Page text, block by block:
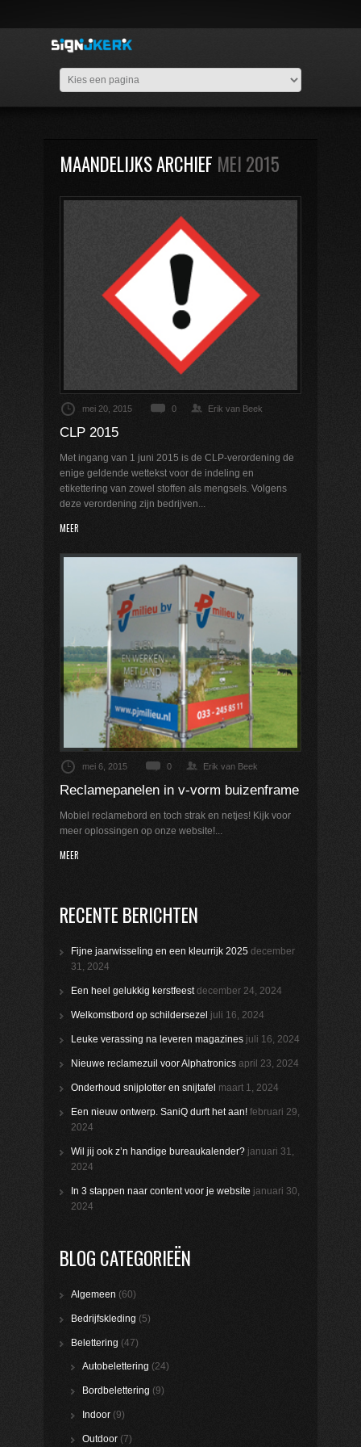
MAANDELIJKS ARCHIEF MEI 2015
mei 20, 2015 0 Erik van Beek
CLP 2015
Met ingang van 1 juni 2015 is de CLP-verordening de
enige geldende wettekst voor de indeling en
etikettering van zowel stoffen als mengsels. Volgens
deze verordening zijn bedrijven...
MEER
mei 6, 2015 0 Erik van Beek
Reclamepanelen in v-vorm buizenframe
Mobiel reclamebord en toch strak en netjes! Kijk voor
meer oplossingen op onze website!...
MEER
RECENTE BERICHTEN
Fijne jaarwisseling en een kleurrijk 2025 december
31, 2024
Een heel gelukkig kerstfeest december 24, 2024
Welkomstbord op schildersezel juli 16, 2024
Leuke verassing na leveren magazines juli 16, 2024
Nieuwe reclamezuil voor Alphatronics april 23, 2024
Onderhoud snijplotter en snijtafel maart 1, 2024
Een nieuw ontwerp. SaniQ durft het aan! februari 29,
2024
Wil jij ook z’n handige bureaukalender? januari 31,
2024
In 3 stappen naar content voor je website januari 30,
2024
BLOG CATEGORIEËN
Algemeen (60)
Bedrijfskleding (5)
Belettering (47)
Autobelettering (24)
Bordbelettering (9)
Indoor (9)
Outdoor (7)